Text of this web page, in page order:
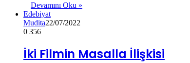
Devamını Oku »
Edebiyat
Mudita22/07/2022
0 356
İki Filmin Masalla İlişkisi